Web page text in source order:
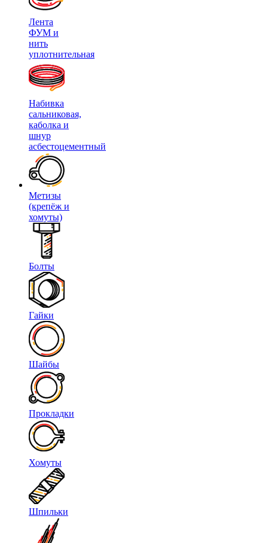
Лента
ФУМ и
нить
уплотнительная
Набивка
сальниковая,
каболка и
шнур
асбестоцементный
Метизы
(крепёж и
хомуты)
Болты
Гайки
Шайбы
Прокладки
Хомуты
Шпильки